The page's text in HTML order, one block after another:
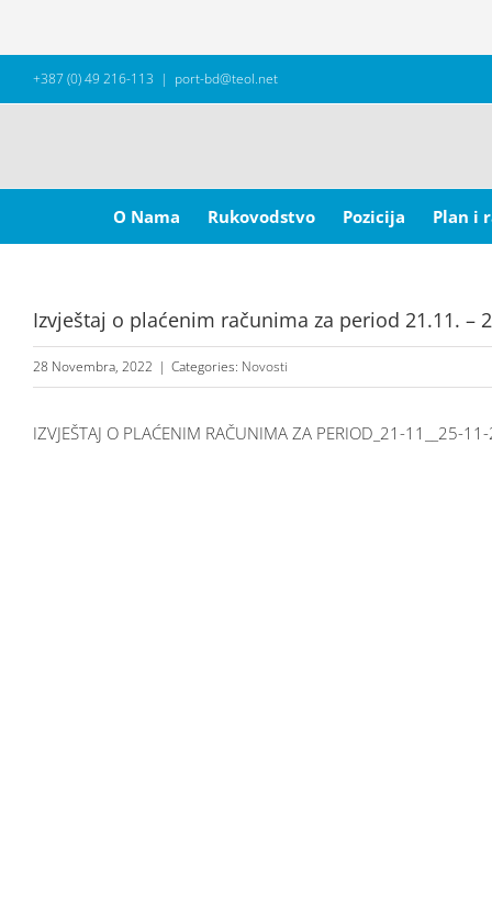
+387 (0) 49 216-113 | port-bd@teol.net
for:
O Nama
Rukovodstvo Pozicija Plan i
Izvještaj o plaćenim računima za period 21.11. –
28 Novembra, 2022 | Categories: Novosti
IZVJEŠTAJ O PLAĆENIM RAČUNIMA ZA PERIOD_21-11__25-